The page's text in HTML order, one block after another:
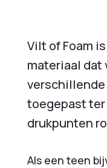
Vilt of Foam
materiaal dat
toegepast
drukpunten
Als een teen